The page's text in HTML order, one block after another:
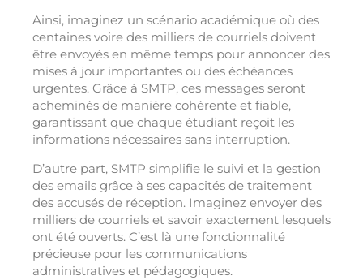
Ainsi, imaginez un scénario académique où des
centaines voire des milliers de courriels doivent
être envoyés en même temps pour annoncer des
mises à jour importantes ou des échéances
urgentes. Grâce à SMTP, ces messages seront
acheminés de manière cohérente et fiable,
garantissant que chaque étudiant reçoit les
informations nécessaires sans interruption.
D’autre part, SMTP simplifie le suivi et la gestion
des emails grâce à ses capacités de traitement
des accusés de réception. Imaginez envoyer des
milliers de courriels et savoir exactement lesquels
ont été ouverts. C’est là une fonctionnalité
précieuse pour les communications
administratives et pédagogiques.